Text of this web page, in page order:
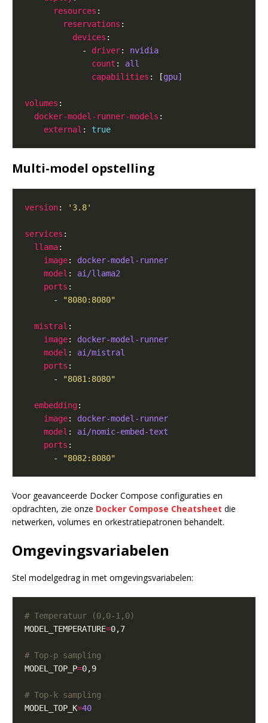
resources
reservations
devices
            -
driver: nvidia
count : all
capabilities : [gpu]
volumes
docker-model-runner-models
external : true
Multi-model opstelling
version: '3.8'
services
llama
image: docker-model-runner
model : ai/llama2
ports
      -
"8080:8080"
mistral
image: docker-model-runner
model : ai/mistral
ports
      -
"8081:8080"
embedding
image: docker-model-runner
model : ai/nomic-embed-text
ports
      -
"8082:8080"
Voor geavanceerde Docker Compose configuraties en
opdrachten, zie onze Docker Compose Cheatsheet die
netwerken, volumes en orkestratiepatronen behandelt.
Omgevingsvariabelen
Stel modelgedrag in met omgevingsvariabelen:
# Temperatuur (0,0-1,0)
MODEL_TEMPERATURE=
# Top-p sampling
MODEL_TOP_P=
# Top-k sampling
MODEL_TOP_K=40